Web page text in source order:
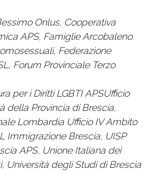
Onlus, Cooperativa
APS, Famiglie Arcobaleno.
Federazione
Forum Provinciale Terzo
per i Diritti LGBTI APSUfficio
della Provincia di Brescia,
Lombardia Ufficio IV Ambito
Immigrazione Brescia, UISP
APS, Unione Italiana dei
Università degli Studi di Brescia